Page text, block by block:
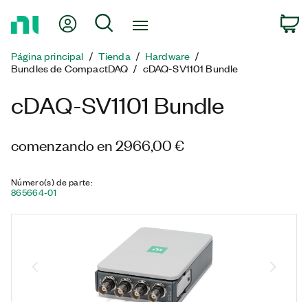
página
principal
Mi cuentaBúsqueda
Página principal Tienda
Hardware
Bundles​ de CompactDAQ
cDAQ-SV1101 Bundle
cDAQ-SV1101 Bundle
comenzando en 2966,00 €
Número(s) de parte:
865664-01